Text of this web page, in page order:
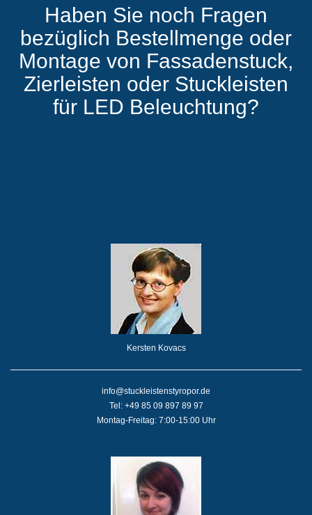
Haben Sie noch Fragen
bezüglich Bestellmenge oder
Montage von Fassadenstuck,
Zierleisten oder Stuckleisten
für LED Beleuchtung?
Kersten Kovacs
info@stuckleistenstyropor.de
Tel: +49 85 09 897 89 97
Montag-Freitag: 7:00-15:00 Uhr